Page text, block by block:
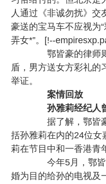
人通过《非诚勿扰》交
豪送的宝马车不应视为“
弄女*”。[!--
鄂皆豪的律师则
盾，男方送女方彩礼的
举证。
案情回放
孙雅莉经纪人
据了解，鄂皆豪
括孙雅莉在内的24位女
莉在节目中和一香港青
今年5月，鄂皆
婚为目的给孙的电视及